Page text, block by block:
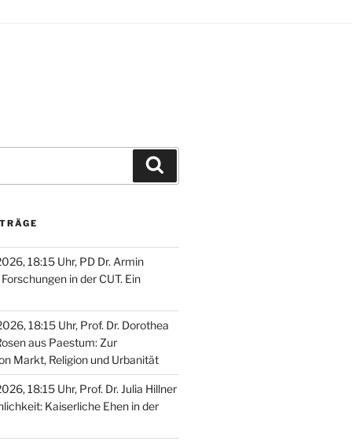
18:15 Uhr, PD Dr. Armin
in der CUT. Ein
18:15 Uhr, Prof. Dr. Dorothea
aus Paestum: Zur
Markt, Religion und Urbanität
18:15 Uhr, Prof. Dr. Julia Hillner
Kaiserliche Ehen in der